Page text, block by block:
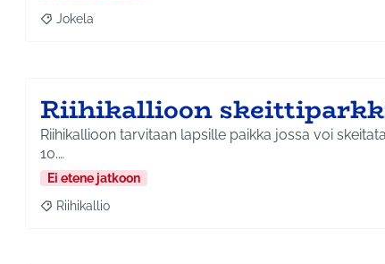
Rajaa tulokset aihepiirin mukaan: Jokela
Jokela
Riihikallioon
Riihikallioon tarvitaan lapsille paikka jossa voi skeitata ja viettää
10.…
Ei etene jatkoon
Rajaa tulokset aihepiirin mukaan: Riihikallio
Riihikallio